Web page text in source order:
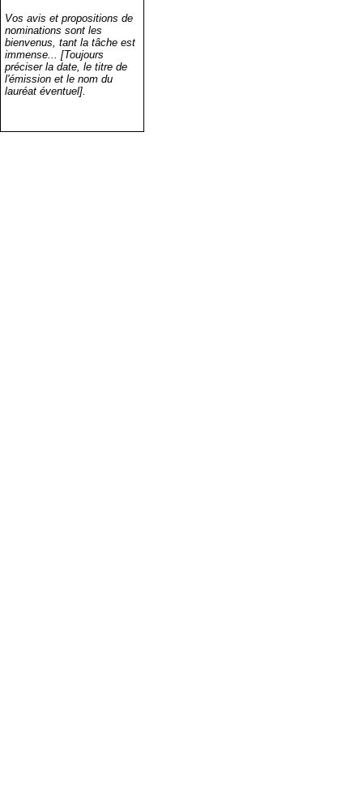
Vos avis et propositions de
nominations sont les
bienvenus, tant la tâche est
immense... [Toujours
préciser la date, le titre de
l'émission et le nom du
lauréat éventuel].